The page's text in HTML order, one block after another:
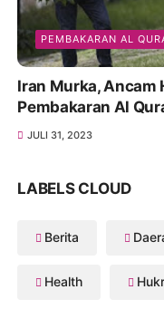
PEMBAKARAN AL
Iran Murka, Ancam
Pembakaran Al
JULI 31, 2023
LABELS CLOUD
Berita
Health